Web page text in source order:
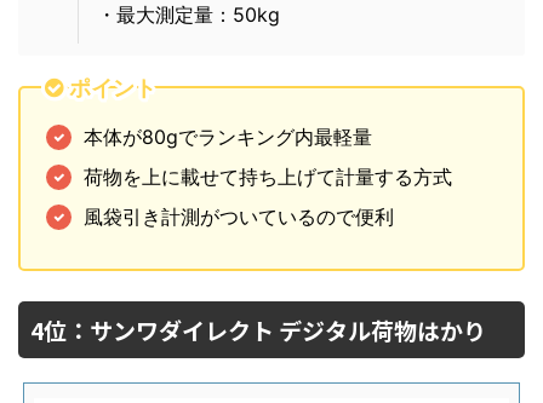
・最大測定量：50kg
ポイント
本体が80gでランキング内最軽量
荷物を上に載せて持ち上げて計量する方式
風袋引き計測がついているので便利
4位：サンワダイレクト デジタル荷物はかり